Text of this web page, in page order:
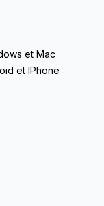
et Mac
et IPhone